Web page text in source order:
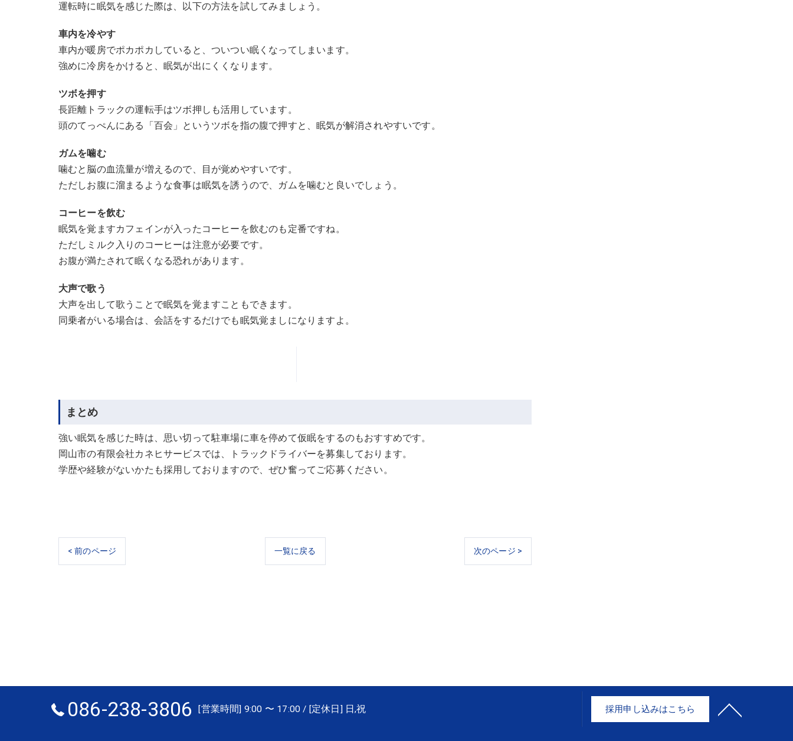
運転時に眠気を感じた際は、以下の方法を試してみましょう。
車内を冷やす
車内が暖房でポカポカしていると、ついつい眠くなってしまいます。
強めに冷房をかけると、眠気が出にくくなります。
ツボを押す
長距離トラックの運転手はツボ押しも活用しています。
頭のてっぺんにある「百会」というツボを指の腹で押すと、眠気が解消されやすいです。
ガムを噛む
噛むと脳の血流量が増えるので、目が覚めやすいです。
ただしお腹に溜まるような食事は眠気を誘うので、ガムを噛むと良いでしょう。
コーヒーを飲む
眠気を覚ますカフェインが入ったコーヒーを飲むのも定番ですね。
ただしミルク入りのコーヒーは注意が必要です。
お腹が満たされて眠くなる恐れがあります。
大声で歌う
大声を出して歌うことで眠気を覚ますこともできます。
同乗者がいる場合は、会話をするだけでも眠気覚ましになりますよ。
まとめ
強い眠気を感じた時は、思い切って駐車場に車を停めて仮眠をするのもおすすめです。
岡山市の有限会社カネヒサービスでは、トラックドライバーを募集しております。
学歴や経験がないかたも採用しておりますので、ぜひ奮ってご応募ください。
< 前のページ 一覧に戻る 次のページ >
086-238-3806 [営業時間] 9:00 〜 17:00 / [定休日] 日,祝 採用申し込みはこちら